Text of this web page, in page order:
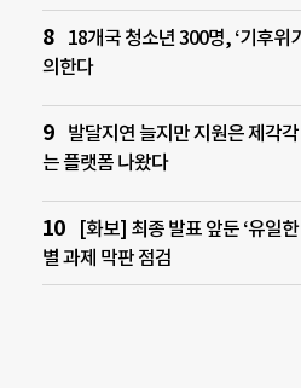
18개국 청소년 300명, ‘기후위
의한다
발달지연 늘지만 지원은 제각
는 플랫폼 나왔다
[화보] 최종 발표 앞둔 ‘유일
별 과제 막판 점검